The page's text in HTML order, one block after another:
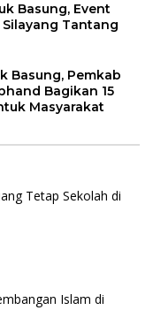
Basung, Event
Tantang
Basung, Pemkab
Bagikan 15
Masyarakat
Tetap Sekolah di
Islam di